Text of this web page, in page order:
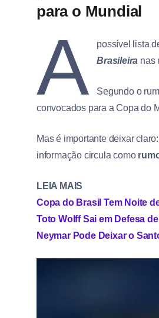
para o Mundial
A possível lista
Brasileira nas
Segundo o
convocados para a Copa do
Mas é importante deixar
informação circula como
LEIA MAIS
Copa do Brasil Tem Noite
Toto Wolff Sai em Defesa
Neymar Pode Deixar o